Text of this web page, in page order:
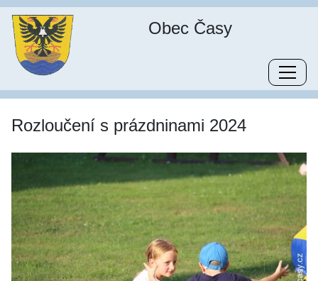
Obec Časy
Rozloučení s prázdninami 2024